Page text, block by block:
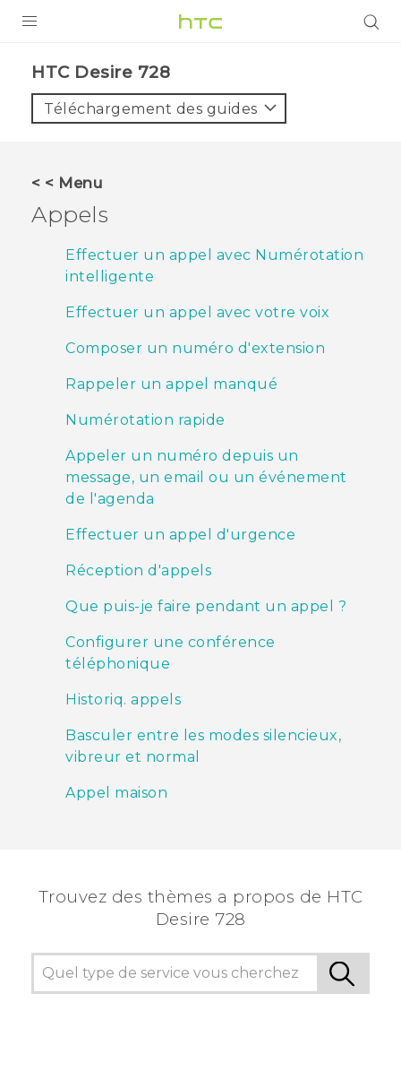
VIVE
ASSISTANCE
Appareils HTC & Accessoires
Connexion
HTC Desire 728‎
Téléchargement des guides
< < Menu
Appels
Effectuer un appel avec Numérotation
intelligente
Effectuer un appel avec votre voix
Composer un numéro d'extension
Rappeler un appel manqué
Numérotation rapide
Appeler un numéro depuis un
message, un email ou un événement
de l'agenda
Effectuer un appel d'urgence
Réception d'appels
Que puis-je faire pendant un appel ?
Configurer une conférence
téléphonique
Historiq. appels
Basculer entre les modes silencieux,
vibreur et normal
Appel maison
Trouvez des thèmes a propos de HTC
Desire 728